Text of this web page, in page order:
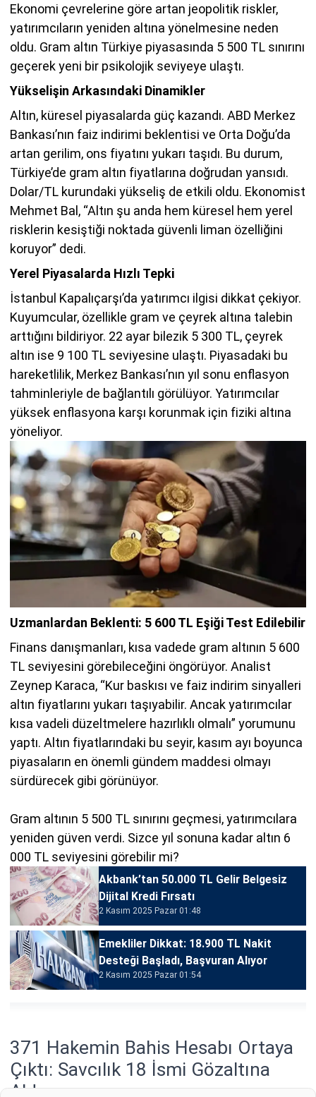
Ekonomi çevrelerine göre artan jeopolitik riskler,
yatırımcıların yeniden altına yönelmesine neden
oldu. Gram altın Türkiye piyasasında 5 500 TL sınırını
geçerek yeni bir psikolojik seviyeye ulaştı.
Yükselişin Arkasındaki Dinamikler
Altın, küresel piyasalarda güç kazandı. ABD Merkez
Bankası’nın faiz indirimi beklentisi ve Orta Doğu’da
artan gerilim, ons fiyatını yukarı taşıdı. Bu durum,
Türkiye’de gram altın fiyatlarına doğrudan yansıdı.
Dolar/TL kurundaki yükseliş de etkili oldu. Ekonomist
Mehmet Bal, “Altın şu anda hem küresel hem yerel
risklerin kesiştiği noktada güvenli liman özelliğini
koruyor” dedi.
Yerel Piyasalarda Hızlı Tepki
İstanbul Kapalıçarşı’da yatırımcı ilgisi dikkat çekiyor.
Kuyumcular, özellikle gram ve çeyrek altına talebin
arttığını bildiriyor. 22 ayar bilezik 5 300 TL, çeyrek
altın ise 9 100 TL seviyesine ulaştı. Piyasadaki bu
hareketlilik, Merkez Bankası’nın yıl sonu enflasyon
tahminleriyle de bağlantılı görülüyor. Yatırımcılar
yüksek enflasyona karşı korunmak için fiziki altına
yöneliyor.
Uzmanlardan Beklenti: 5 600 TL Eşiği Test Edilebilir
Finans danışmanları, kısa vadede gram altının 5 600
TL seviyesini görebileceğini öngörüyor. Analist
Zeynep Karaca, “Kur baskısı ve faiz indirim sinyalleri
altın fiyatlarını yukarı taşıyabilir. Ancak yatırımcılar
kısa vadeli düzeltmelere hazırlıklı olmalı” yorumunu
yaptı. Altın fiyatlarındaki bu seyir, kasım ayı boyunca
piyasaların en önemli gündem maddesi olmayı
sürdürecek gibi görünüyor.
Gram altının 5 500 TL sınırını geçmesi, yatırımcılara
yeniden güven verdi. Sizce yıl sonuna kadar altın 6
000 TL seviyesini görebilir mi?
Akbank’tan 50.000 TL Gelir Belgesiz
Dijital Kredi Fırsatı
2 Kasım 2025 Pazar 01:48
Emekliler Dikkat: 18.900 TL Nakit
Desteği Başladı, Başvuran Alıyor
2 Kasım 2025 Pazar 01:54
371 Hakemin Bahis Hesabı Ortaya
Çıktı: Savcılık 18 İsmi Gözaltına
Aldı